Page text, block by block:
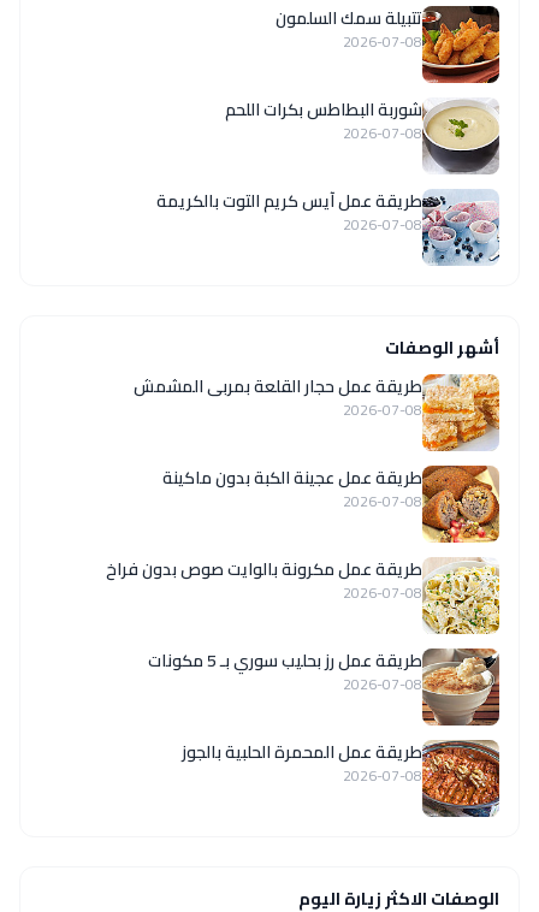
تتبيلة سمك السلمون
2026-07-08
شوربة البطاطس بكرات اللحم
2026-07-08
طريقة عمل آيس كريم التوت بالكريمة
2026-07-08
أشهر الوصفات
طريقة عمل حجار القلعة بمربى المشمش
2026-07-08
طريقة عمل عجينة الكبة بدون ماكينة
2026-07-08
طريقة عمل مكرونة بالوايت صوص بدون فراخ
2026-07-08
طريقة عمل رز بحليب سوري بـ 5 مكونات
2026-07-08
طريقة عمل المحمرة الحلبية بالجوز
2026-07-08
الوصفات الاكثر زيارة اليوم